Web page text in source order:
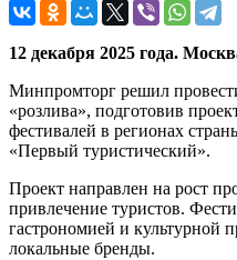
12 декабря 2025 года.
Минпромторг решил
«розлива», подготовив
фестивалей в регионах
«Первый туристический».
Проект направлен на рост
привлечение туристов.
гастрономией и культурной
локальные бренды.